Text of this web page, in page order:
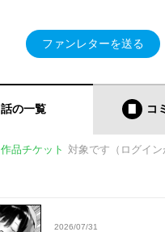
ファンレターを送る
話の一覧 コ
作品チケット 対象です（ログイン
2026/07/31